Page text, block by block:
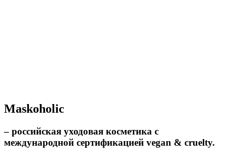
Maskoholic
– российская уходовая косметика с
международной сертификацией vegan & cruelty.